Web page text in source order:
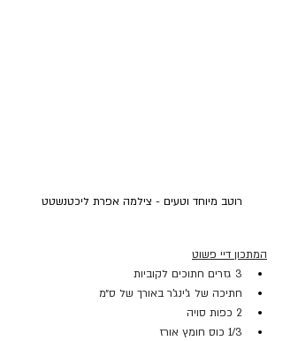
רוטב מיוחד וטעים - צילמה אפרת ליכטנשטט
המתכון דיי פשוט
3 גזרים חתוכים לקוביות
חתיכה של ג’ינג’ר באורך של ס״מ
2 כפות סויה
1/3 כוס חומץ אורז